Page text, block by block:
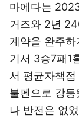
마에다는
거즈와 2년
계약을 완주
기서 3승7패1
서 평균자책
불펜으로 강
나 반전은 없